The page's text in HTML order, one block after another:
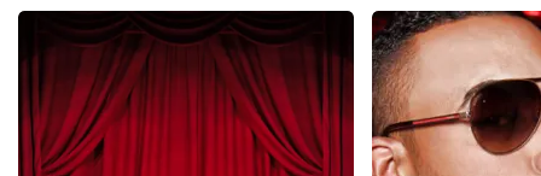
Teddy Swims
406 laatste 30 minuten
BESTEL NU
Andre
laatste
BESTEL NU